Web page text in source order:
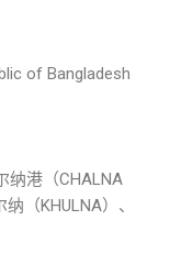
of Bangladesh
纳港（CHALNA
（KHULNA）、